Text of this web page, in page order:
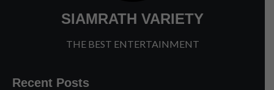
SIAMRATH VARIETY
THE BEST ENTERTAINMENT
Recent Posts